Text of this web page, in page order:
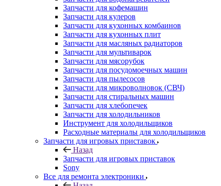
Запчасти для кофемашин
Запчасти для кулеров
Запчасти для кухонных комбаинов
Запчасти для кухонных плит
Запчасти для масляных радиаторов
Запчасти для мультиварок
Запчасти для мясорубок
Запчасти для посудомоечных машин
Запчасти для пылесосов
Запчасти для микроволновок (СВЧ)
Запчасти для стиральных машин
Запчасти для хлебопечек
Запчасти для холодильников
Инструмент для холодильщиков
Расходные материалы для холодильщиков
Запчасти для игровых приставок
Назад
Запчасти для игровых приставок
Sony
Все для ремонта электроники